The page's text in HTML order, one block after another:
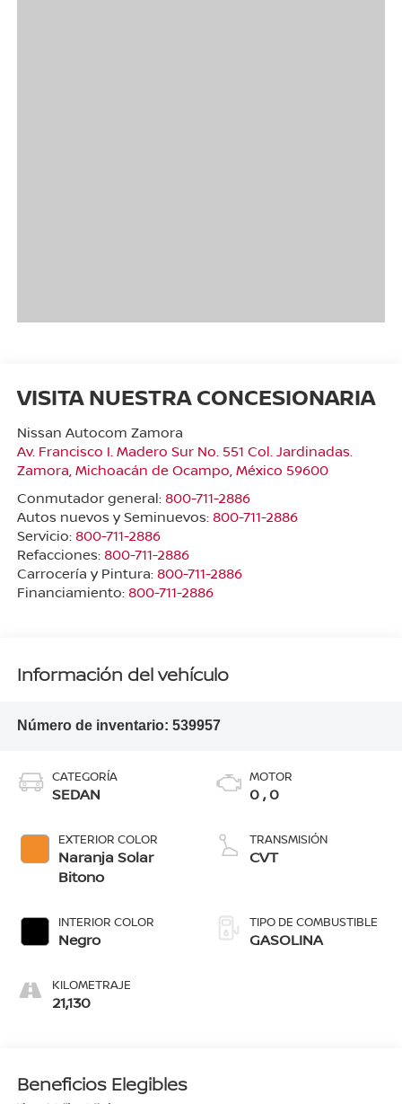
VISITA NUESTRA CONCESIONARIA
Nissan Autocom Zamora
Av. Francisco I. Madero Sur No. 551 Col. Jardinadas.
Zamora, Michoacán de Ocampo, México 59600
Conmutador general: 800-711-2886
Autos nuevos y Seminuevos: 800-711-2886
Servicio: 800-711-2886
Refacciones: 800-711-2886
Carrocería y Pintura: 800-711-2886
Financiamiento: 800-711-2886
Información del vehículo
Número de inventario: 539957
CATEGORÍA
SEDAN
EXTERIOR COLOR
Naranja Solar
Bitono
INTERIOR COLOR
Negro
KILOMETRAJE
21,130
MOTOR
0 , 0
TRANSMISIÓN
CVT
TIPO DE COMBUSTIBLE
GASOLINA
Beneficios Elegibles